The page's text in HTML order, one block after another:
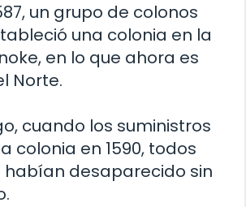
un grupo de colonos
una colonia en la
en lo que ahora es
Norte.
cuando los suministros
colonia en 1590, todos
habían desaparecido sin